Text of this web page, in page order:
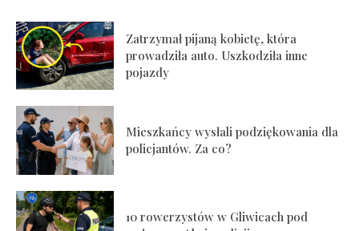
Zatrzymał pijaną kobietę, która
prowadziła auto. Uszkodziła inne
pojazdy
Mieszkańcy wysłali podziękowania dla
policjantów. Za co?
10 rowerzystów w Gliwicach pod